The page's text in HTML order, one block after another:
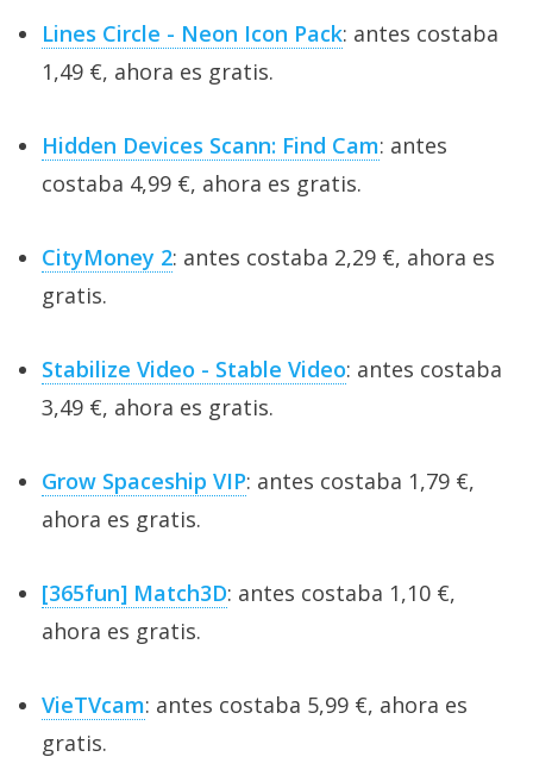
Lines Circle - Neon Icon Pack: antes costaba
1,49 €, ahora es gratis.
Hidden Devices Scann: Find Cam: antes
costaba 4,99 €, ahora es gratis.
CityMoney 2: antes costaba 2,29 €, ahora es
gratis.
Stabilize Video - Stable Video: antes costaba
3,49 €, ahora es gratis.
Grow Spaceship VIP: antes costaba 1,79 €,
ahora es gratis.
[365fun] Match3D: antes costaba 1,10 €,
ahora es gratis.
VieTVcam: antes costaba 5,99 €, ahora es
gratis.